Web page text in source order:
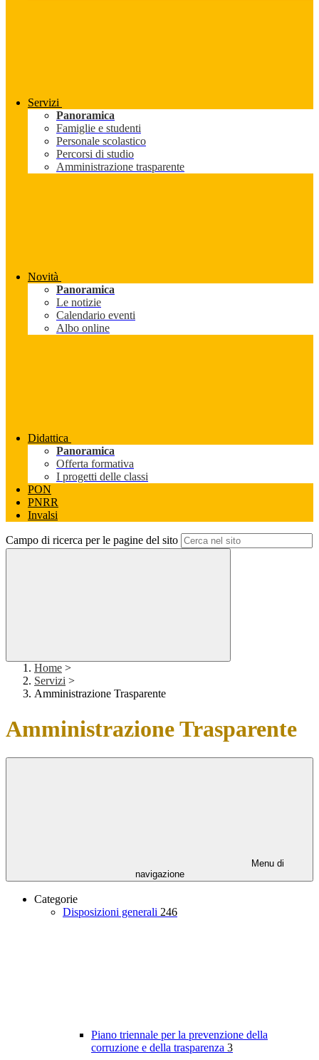
Servizi
Panoramica
Famiglie e studenti
Personale scolastico
Percorsi di studio
Amministrazione trasparente
Novità
Panoramica
Le notizie
Calendario eventi
Albo online
Didattica
Panoramica
Offerta formativa
I progetti delle classi
PON
PNRR
Invalsi
Campo di ricerca per le pagine del sito
Home >
Servizi >
Amministrazione Trasparente
Amministrazione Trasparente
Menu di
navigazione
Categorie
Disposizioni generali 246
Piano triennale per la prevenzione della
corruzione e della trasparenza 3